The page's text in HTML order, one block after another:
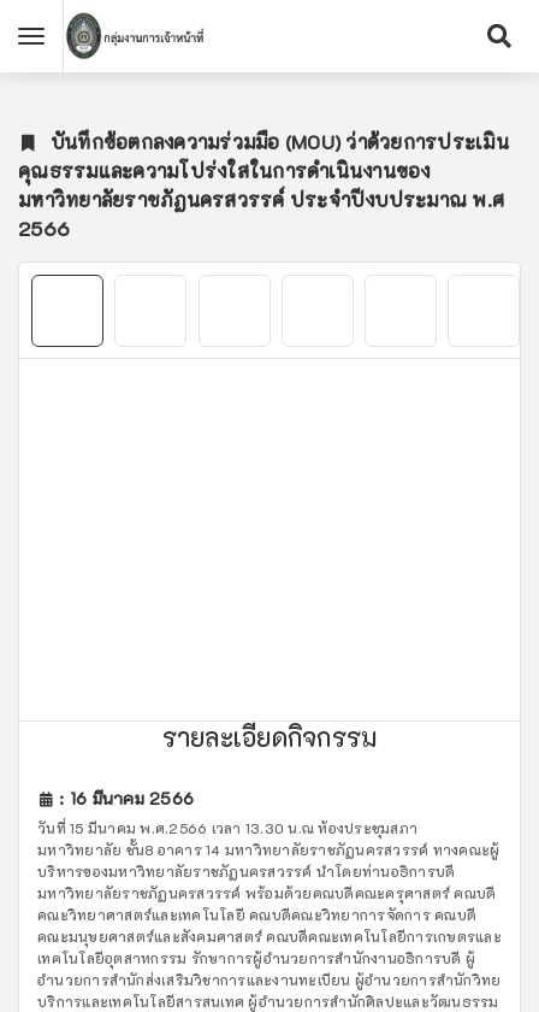
บันทึกข้อตกลงความร่วมมือ (MOU) ว่าด้วยการประเมิน
คุณธรรมและความโปร่งใสในการดำเนินงานของ
มหาวิทยาลัยราชภัฏนครสวรรค์ ประจำปีงบประมาณ พ.ศ
2566
รายละเอียดกิจกรรม
: 16 มีนาคม 2566
วันที่ 15 มีนาคม พ.ศ.2566 เวลา 13.30 น.ณ ห้องประชุมสภา
มหาวิทยาลัย ชั้น8 อาคาร 14 มหาวิทยาลัยราชภัฏนครสวรรค์ ทางคณะผู้
บริหารของมหาวิทยาลัยราชภัฏนครสวรรค์ นำโดยท่านอธิการบดี
มหาวิทยาลัยราชภัฏนครสวรรค์ พร้อมด้วยคณบดีคณะครุศาสตร์ คณบดี
คณะวิทยาศาสตร์และเทคโนโลยี คณบดีคณะวิทยาการจัดการ คณบดี
คณะมนุษยศาสตร์และสังคมศาสตร์ คณบดีคณะเทคโนโลยีการเกษตรและ
เทคโนโลยีอุตสาหกรรม รักษาการผู้อำนวยการสำนักงานอธิการบดี ผู้
อำนวยการสำนักส่งเสริมวิชาการและงานทะเบียน ผู้อำนวยการสำนักวิทย
บริการและเทคโนโลยีสารสนเทศ ผู้อำนวยการสำนักศิลปะและวัฒนธรรม